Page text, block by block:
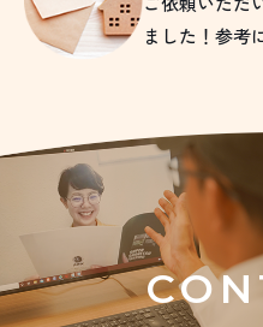
ました！参考